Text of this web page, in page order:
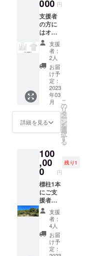
ト。 リ
サイク
ルポリ
エステ
ル リッ
プス
トップ
パッカ
ブル
バッグ
（メッ
シュポ
ケット
付） 軽
量なが
ら引き
ストッ
プを採
用 利便
性も高
いメッ
シュポ
ケット
付き 内
ポケッ
トに加
えて、
バッグ
の外側
Tシャツ
には地
元高岡
市在住
のデザ
ナー、
久保田
光明氏
による
「二上
山」を
モチー
フにし
たデザ
ポーツ
にはか
かせな
いポリ
エステ
ル100%
素材の
ドライT
シャツ
です。
素材：
ポリエ
ステル
000 円
支援者
の方に
はオリ
ジナル
エコ
バック2
個とオ
リジナ
ルTシャ
ツ2枚、
二上山
の写真
のポス
トカー
ド4枚、
お礼の
ル、活
動報告
のメー
ルをお
送りし
ます。
エコ
バック
とTシャ
ツには
地元高
岡市在
住のデ
支援
者：
2人
お届
け予
定：
2023
年03
月
詳細を見る
こ
の
リ
タ
ー
ン
を
選
択
す
る
100
,00
0 円
残り1
標柱1本
にご支
援者の
お名
前、企
業名、
団体名
等をプ
レート
支援
者：
4人
お届
け予
定：